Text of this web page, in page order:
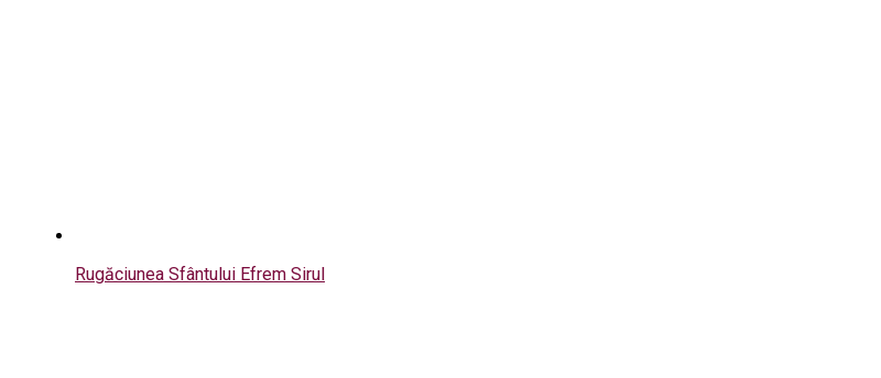
Rugăciunea Sfântului Efrem Sirul